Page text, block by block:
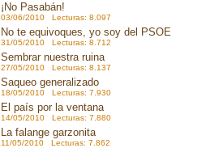
¡No Pasabán!
03/06/2010 Lecturas: 8.097
No te equivoques, yo soy del PSOE
31/05/2010 Lecturas: 8.712
Sembrar nuestra ruina
27/05/2010 Lecturas: 8.137
Saqueo generalizado
18/05/2010 Lecturas: 7.930
El país por la ventana
14/05/2010 Lecturas: 7.880
La falange garzonita
11/05/2010 Lecturas: 7.862